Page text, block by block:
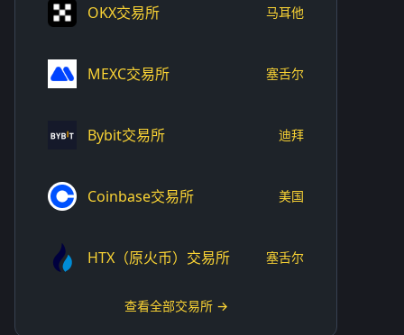
OKX交易所 马耳他
MEXC交易所 塞舌尔
Bybit交易所 迪拜
Coinbase交易所 美国
HTX（原火币）交易所 塞舌尔
查看全部交易所 →